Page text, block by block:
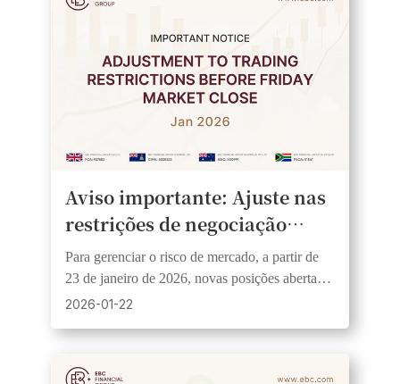
Aviso importante: Ajuste nas
restrições de negociação
antes do fechamento do
mercado na sexta-feira
Para gerenciar o risco de mercado, a partir de
23 de janeiro de 2026, novas posições abertas
antes do fechamento de sexta-feira terão um
2026-01-22